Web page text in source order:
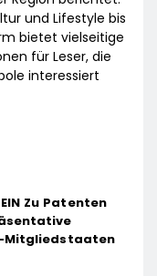
und Lifestyle bis
bietet vielseitige
für Leser, die
interessiert
Zu Patenten
Mitgliedstaaten